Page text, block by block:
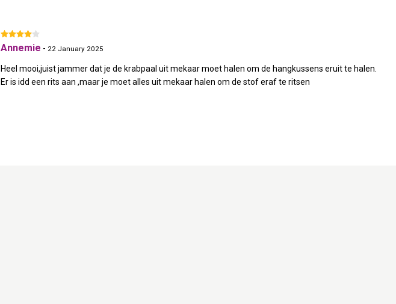
Annemie - 22 January 2025
Heel mooi,juist jammer dat je de krabpaal uit mekaar moet halen om de hangkussens eruit te halen.
Er is idd een rits aan ,maar je moet alles uit mekaar halen om de stof eraf te ritsen